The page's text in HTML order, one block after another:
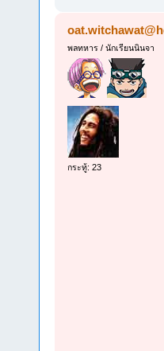
พลทหาร / นักเรียนนินจา
กระทู้: 23